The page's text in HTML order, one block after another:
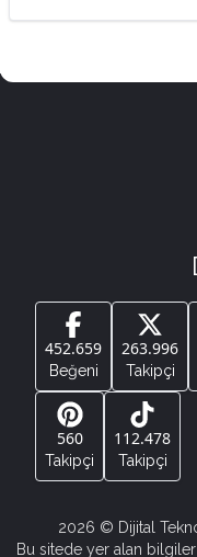
452.659
Beğeni
263.996
Takipçi
560
Takipçi
112.478
Takipçi
2026 © Dijital
Bu sitede yer alan